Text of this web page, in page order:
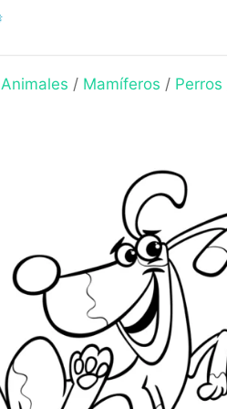
Animales / Mamíferos / Perros